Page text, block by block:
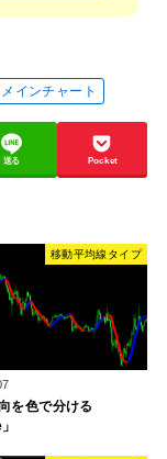
メインチャート
送る Pocket
移動平均線タイプ
を色で分ける